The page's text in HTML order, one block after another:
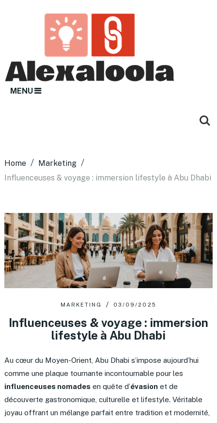
MENU
Home
Marketing
Influenceuses & voyage : immersion lifestyle à Abu Dhabi
MARKETING 03/09/2025
Influenceuses & voyage : immersion
lifestyle à Abu Dhabi
Au cœur du Moyen-Orient, Abu Dhabi s’impose aujourd’hui
comme une plaque tournante incontournable pour les
influenceuses nomades en quête d’évasionet de
découverte gastronomique, culturelle et lifestyle. Véritable
joyau offrant un mélange parfait entre tradition et modernité,